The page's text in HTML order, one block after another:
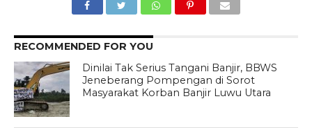
RECOMMENDED FOR YOU
Dinilai Tak Serius Tangani Banjir, BBWS
Jeneberang Pompengan di Sorot
Masyarakat Korban Banjir Luwu Utara